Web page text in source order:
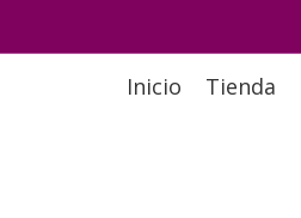
Inicio Tienda